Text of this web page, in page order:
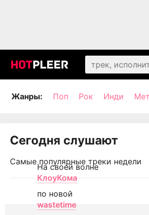
Жанры: Поп Рок Инди
Сегодня слушают
Самые популярные треки недели
На своей волне
КлоуКома
по новой
wastetime